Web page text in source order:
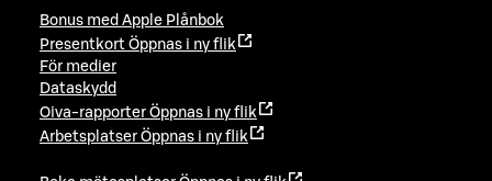
Bonus med Apple Plånbok
Presentkort Öppnas i ny flik
För medier
Dataskydd
Oiva-rapporter Öppnas i ny flik
Arbetsplatser Öppnas i ny flik